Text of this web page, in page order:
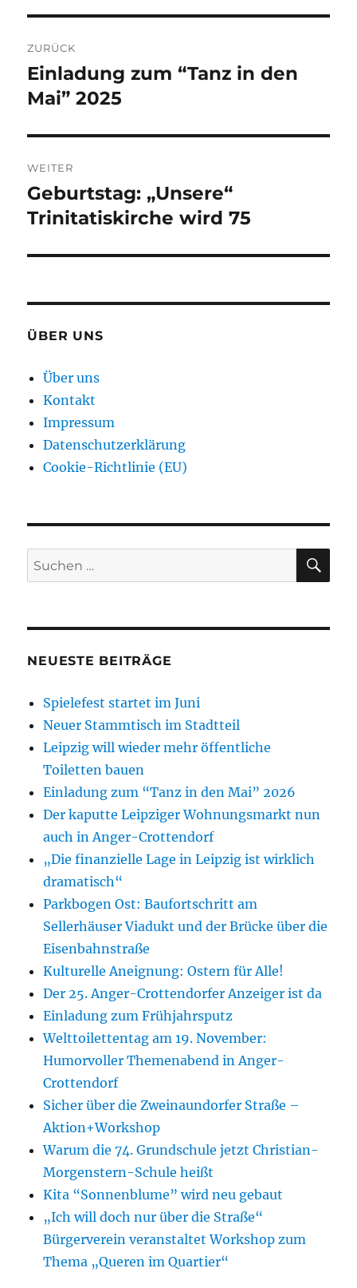
ZURÜCK
Vorheriger
Beitrag:
Einladung zum “Tanz in den
Mai” 2025
WEITER
Nächster
Beitrag:
Geburtstag: „Unsere“
Trinitatiskirche wird 75
ÜBER UNS
Über uns
Kontakt
Impressum
Datenschutzerklärung
Cookie-Richtlinie (EU)
Suchen
nach:
NEUESTE BEITRÄGE
Spielefest startet im Juni
Neuer Stammtisch im Stadtteil
Leipzig will wieder mehr öffentliche
Toiletten bauen
Einladung zum “Tanz in den Mai” 2026
Der kaputte Leipziger Wohnungsmarkt nun
auch in Anger-Crottendorf
„Die finanzielle Lage in Leipzig ist wirklich
dramatisch“
Parkbogen Ost: Baufortschritt am
Sellerhäuser Viadukt und der Brücke über die
Eisenbahnstraße
Kulturelle Aneignung: Ostern für Alle!
Der 25. Anger-Crottendorfer Anzeiger ist da
Einladung zum Frühjahrsputz
Welttoilettentag am 19. November:
Humorvoller Themenabend in Anger-
Crottendorf
Sicher über die Zweinaundorfer Straße –
Aktion+Workshop
Warum die 74. Grundschule jetzt Christian-
Morgenstern-Schule heißt
Kita “Sonnenblume” wird neu gebaut
„Ich will doch nur über die Straße“
Bürgerverein veranstaltet Workshop zum
Thema „Queren im Quartier“